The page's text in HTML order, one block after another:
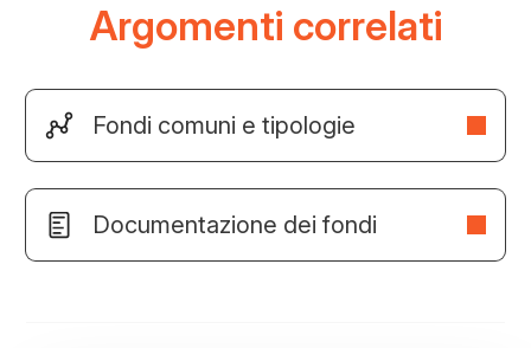
Argomenti correlati
Fondi comuni e tipologie
Documentazione dei fondi